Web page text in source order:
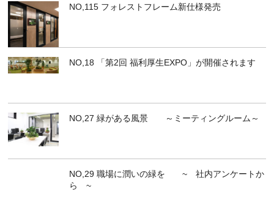
NO,115 フォレストフレーム新仕様発売
NO,18 「第2回 福利厚生EXPO」が開催されます
NO,27 緑がある風景 ～ミーティングルーム～
NO,29 職場に潤いの緑を ~ 社内アンケートか
ら ~